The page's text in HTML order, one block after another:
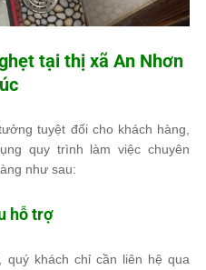
tại thị xã An Nhơn
tuyệt đối cho khách hàng,
quy trình làm việc chuyên
như sau:
hỗ trợ
quý khách chỉ cần liên hệ qua